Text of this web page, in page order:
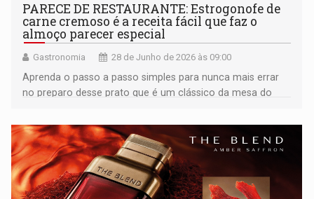
PARECE DE RESTAURANTE: Estrogonofe de
carne cremoso é a receita fácil que faz o
almoço parecer especial
Gastronomia 28 de Junho de 2026 às 09:00
Aprenda o passo a passo simples para nunca mais errar
no preparo desse prato que é um clássico da mesa do